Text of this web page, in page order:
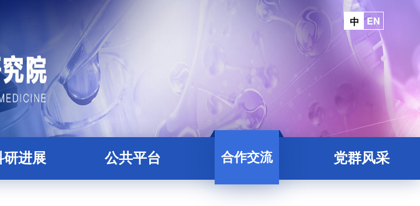
中 EN
研进展 公共平台 合作交流
院地合作
党群风采